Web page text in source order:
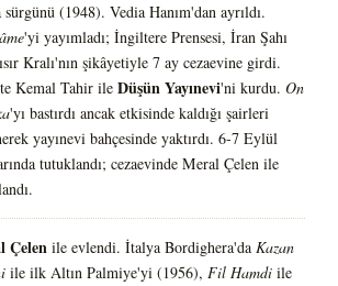
sürgünü (1948). Vedia Hanım'dan ayrıldı.
'yi yayımladı; İngiltere Prensesi, İran Şahı
Kralı'nın şikâyetiyle 7 ay cezaevine girdi.
Kemal Tahir ileDüşün Yayınevi'ni kurdu.On
'yı bastırdı ancak etkisinde kaldığı şairleri
yayınevi bahçesinde yaktırdı. 6-7 Eylül
tutuklandı; cezaevinde Meral Çelen ile
Çelen ile evlendi. İtalya Bordighera'daKazan
ile ilk Altın Palmiye'yi (1956),Fil Hamdi ile